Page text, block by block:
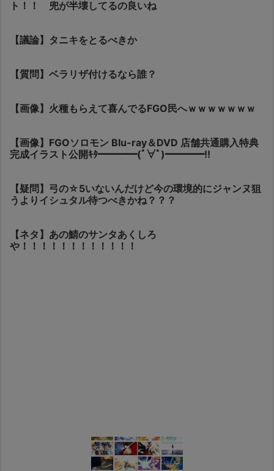
ト！！ 兜が半壊してるの良いね
【議論】タニキをとるべきか
【質問】ベラリザ付けるなら誰？
【画像】火種もらえて喜んでるFGO民へｗｗｗｗｗｗｗ
【画像】FGOソロモン Blu-ray＆DVD 店舗共通購入特典
完成イラスト公開ｷﾀ━━━━(ﾟ∀ﾟ)━━━━!!
【疑問】弓の☆5いないんだけど今の環境的にジャンヌ狙
うよりイシュタル待つべきかね？？？
【ネタ】あの鯖のサンタあくしろ
や！！！！！！！！！！！！